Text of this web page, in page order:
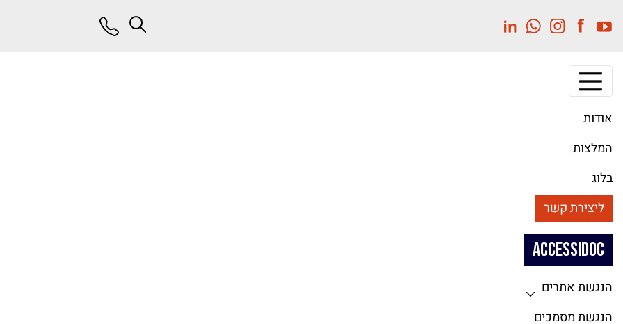
לתוכן
המרכזי
אודות
המלצות
בלוג
ליצירת קשר
ACCESSIDOC
הנגשת אתרים
הנגשת מסמכים